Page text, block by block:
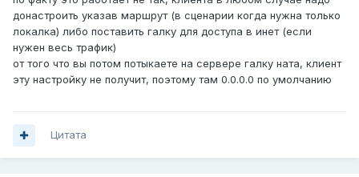
донастроить указав маршрут (в сценарии когда нужна только
локалка) либо поставить галку для доступа в инет (если
нужен весь трафик)
от того что вы потом потыкаете на сервере галку ната, клиент
эту настройку не получит, поэтому там 0.0.0.0 по умолчанию
Цитата